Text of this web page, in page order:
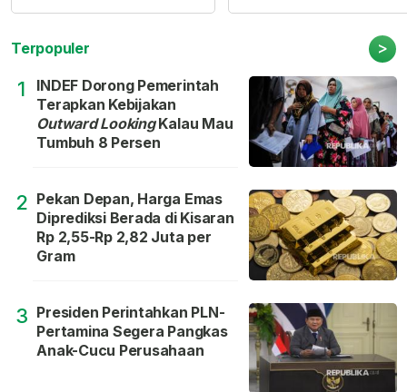
Terpopuler >
1
INDEF Dorong Pemerintah
Terapkan Kebijakan
Outward LookingKalau Mau
Tumbuh 8 Persen
2 Pekan Depan, Harga Emas
Diprediksi Berada di Kisaran
Rp 2,55-Rp 2,82 Juta per
Gram
3 Presiden Perintahkan PLN-
Pertamina Segera Pangkas
Anak-Cucu Perusahaan